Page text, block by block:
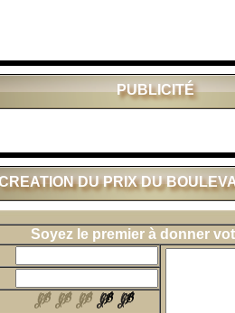
PUBLICITÉ
DU PRIX DU
Soyez le premier à donner